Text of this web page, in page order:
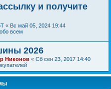
и получите
« Вс май 05, 2024 19:44
всем
2026
Никонов « Сб сен 23, 2017 14:40